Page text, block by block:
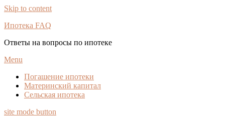
Skip to content
Ипотека FAQ
Ответы на вопросы по ипотеке
Menu
Погашение ипотеки
Материнский капитал
Сельская ипотека
site mode button